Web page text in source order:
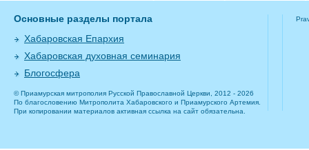
Основные разделы портала
Хабаровская Епархия
Хабаровская духовная семинария
Блогосфера
© Приамурская митрополия Русской Православной Церкви, 2012 - 2026
По благословению Митрополита Хабаровского и Приамурского Артемия.
При копировании материалов активная ссылка на сайт обязательна.